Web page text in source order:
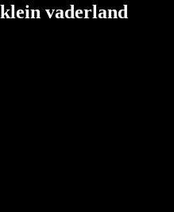
vaderland